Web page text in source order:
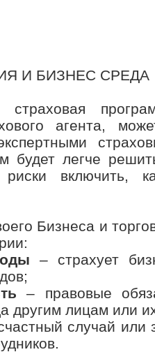
И БИЗНЕС СРЕДА
страховая
агента,
будет легче
риски включить,
Бизнеса и
– страхует
– правовые
другим лицам или
случай